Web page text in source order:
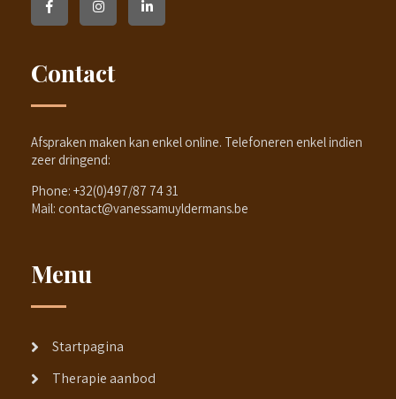
Contact
Afspraken maken kan enkel online. Telefoneren enkel indien
zeer dringend:
Phone: +32(0)497/87 74 31
Mail: contact@vanessamuyldermans.be
Menu
Startpagina
Therapie aanbod